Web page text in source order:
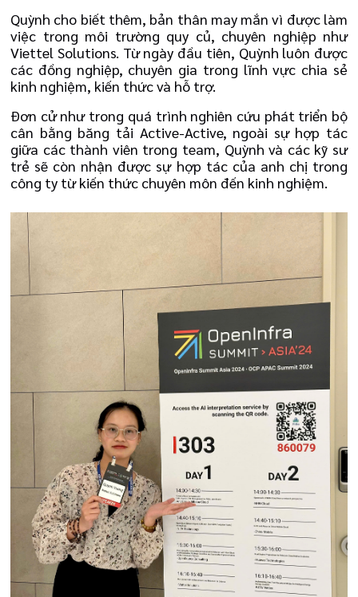
Quỳnh cho biết thêm, bản thân may mắn vì được làm
việc trong môi trường quy củ, chuyên nghiệp như
Viettel Solutions. Từ ngày đầu tiên, Quỳnh luôn được
các đồng nghiệp, chuyên gia trong lĩnh vực chia sẻ
kinh nghiệm, kiến thức và hỗ trợ.
Đơn cử như trong quá trình nghiên cứu phát triển bộ
cân bằng băng tải Active-Active, ngoài sự hợp tác
giữa các thành viên trong team, Quỳnh và các kỹ sư
trẻ sẽ còn nhận được sự hợp tác của anh chị trong
công ty từ kiến thức chuyên môn đến kinh nghiệm.